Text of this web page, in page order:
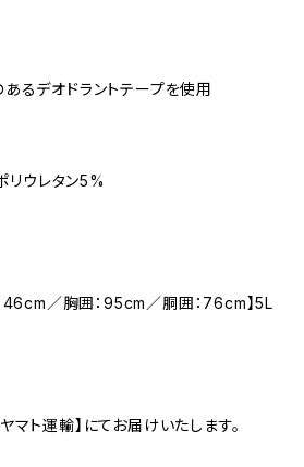
るデオドラントテープを使用
ウレタン5%
46cm／胸囲：95cm／胴囲：76cm】5L
マト運輸】にてお届けいたします。